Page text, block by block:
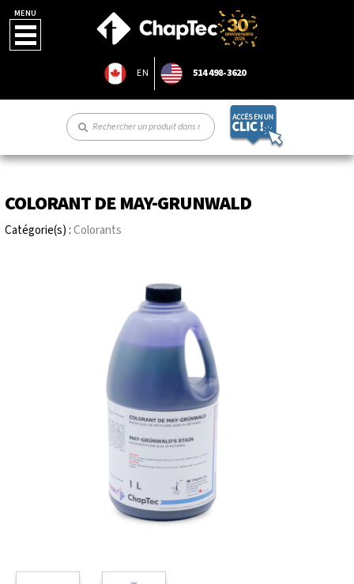
MENU
EN 514 498-3620
COLORANT DE MAY-GRUNWALD
Catégorie(s) :Colorants